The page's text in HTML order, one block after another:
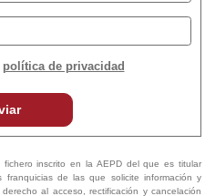
política de privacidad
inscrito en la AEPD del que es titular
de las que solicite información y
al acceso, rectificación y cancelación